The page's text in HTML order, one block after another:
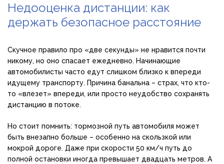
Недооценка дистанции: как
держать безопасное расстояние
Скучное правило про «две секунды» не нравится почти
никому, но оно спасает ежедневно. Начинающие
автомобилисты часто едут слишком близко к впереди
идущему транспорту. Причина банальна – страх, что кто-
то «влезет» впереди, или просто неудобство сохранять
дистанцию в потоке.
Но стоит помнить: тормозной путь автомобиля может
быть внезапно больше – особенно на скользкой или
мокрой дороге. Даже при скорости 50 км/ч путь до
полной остановки иногда превышает двадцать метров. А